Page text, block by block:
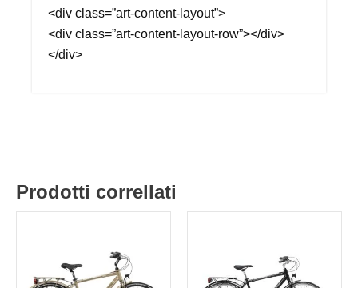
<div class=”art-content-layout”>
<div class=”art-content-layout-row”></div>
</div>
Prodotti correllati